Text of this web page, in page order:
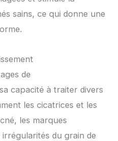
sains, ce qui donne une
de
capacité à traiter divers
les cicatrices et les
les marques
du grain de